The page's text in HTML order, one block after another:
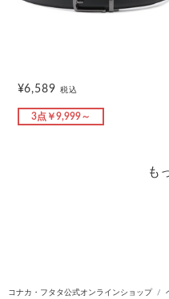
¥6,589税込
3点￥9,999～
も
コナカ・フタタ公式オンラインショップ